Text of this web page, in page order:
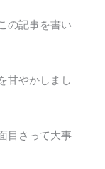
の記事を書い
甘やかしまし
目さって大事